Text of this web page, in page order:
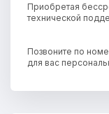
Приобретая
технической
Позвоните по
для вас